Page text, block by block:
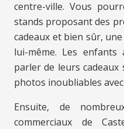
centre-ville. Vous
stands proposant des
cadeaux et bien sûr,
lui-même. Les
parler de leurs
photos inoubliables
Ensuite, de
commerciaux de